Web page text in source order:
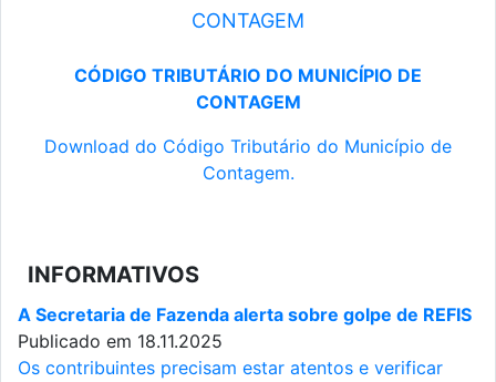
CONTAGEM
CÓDIGO TRIBUTÁRIO DO MUNICÍPIO DE
CONTAGEM
Download do Código Tributário do Município de
Contagem.
INFORMATIVOS
A Secretaria de Fazenda alerta sobre golpe de REFIS
Publicado em 18.11.2025
Os contribuintes precisam estar atentos e verificar